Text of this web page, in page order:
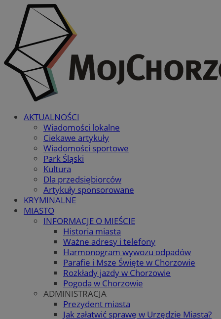
AKTUALNOŚCI
Wiadomości lokalne
Ciekawe artykuły
Wiadomości sportowe
Park Śląski
Kultura
Dla przedsiębiorców
Artykuły sponsorowane
KRYMINALNE
MIASTO
INFORMACJE O MIEŚCIE
Historia miasta
Ważne adresy i telefony
Harmonogram wywozu odpadów
Parafie i Msze Święte w Chorzowie
Rozkłady jazdy w Chorzowie
Pogoda w Chorzowie
ADMINISTRACJA
Prezydent miasta
Jak załatwić sprawę w Urzędzie Miasta?